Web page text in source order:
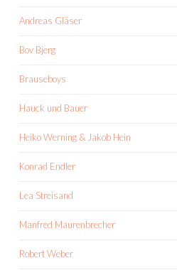
Andreas Gläser
Bov Bjerg
Brauseboys
Hauck und Bauer
Heiko Werning & Jakob Hein
Konrad Endler
Lea Streisand
Manfred Maurenbrecher
Robert Weber